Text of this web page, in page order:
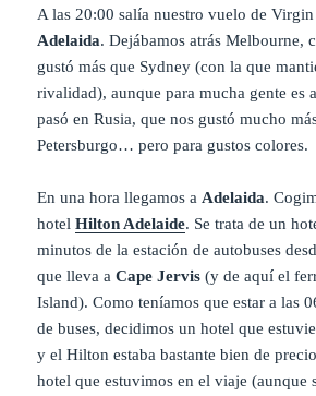
A las 20:00 salía nuestro vuelo de
Adelaida. Dejábamos atrás Melbourne,
gustó más que Sydney (con la que
rivalidad), aunque para mucha gente es
pasó en Rusia, que nos gustó mucho
Petersburgo… pero para gustos colores.
En una hora llegamos a Adelaida.
hotelHilton Adelaide. Se trata de un
minutos de la estación de autobuses
que lleva a Cape Jervis(y de aquí el
Island). Como teníamos que estar a las
de buses, decidimos un hotel que
y el Hilton estaba bastante bien de
hotel que estuvimos en el viaje (aunque